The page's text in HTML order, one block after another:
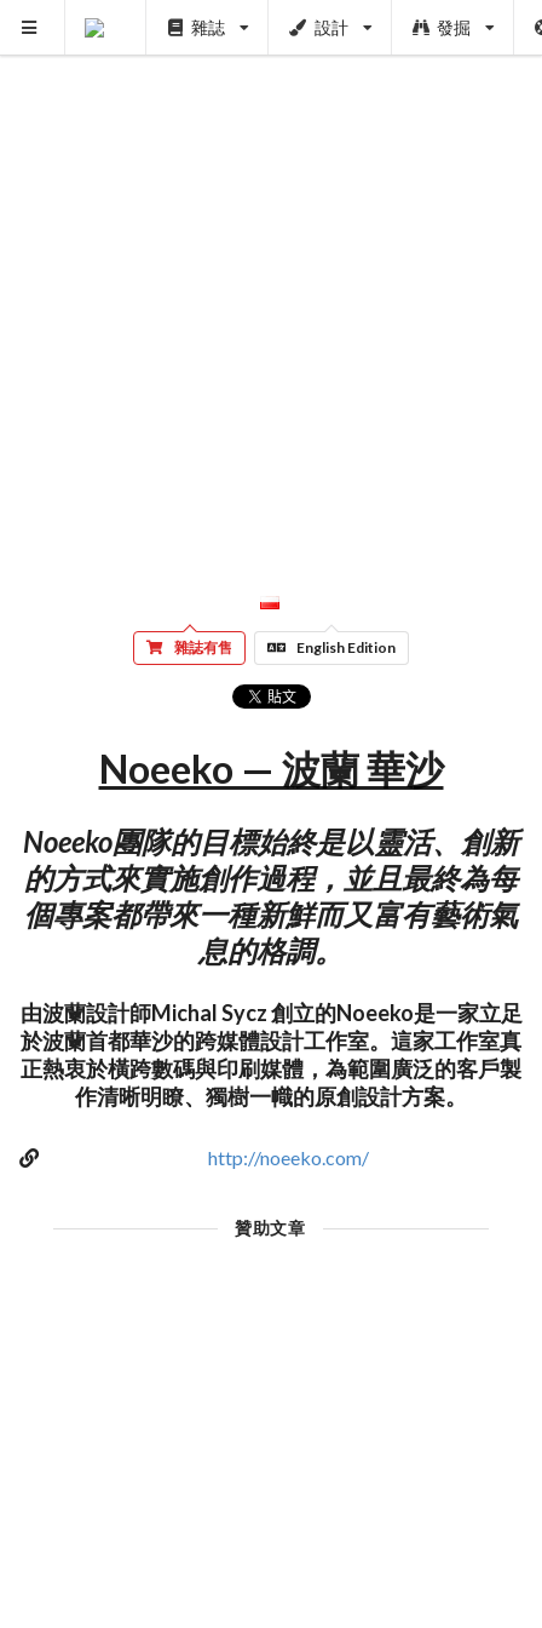
雜誌 設計 發掘
雜誌有售 English Edition
Noeeko — 波蘭 華沙
Noeeko團隊的目標始終是以靈活、創新
的方式來實施創作過程，並且最終為每
個專案都帶來一種新鮮而又富有藝術氣
息的格調。
由波蘭設計師Michal Sycz 創立的Noeeko是一家立足
於波蘭首都華沙的跨媒體設計工作室。這家工作室真
正熱衷於橫跨數碼與印刷媒體，為範圍廣泛的客戶製
作清晰明瞭、獨樹一幟的原創設計方案。
http://noeeko.com/
贊助文章